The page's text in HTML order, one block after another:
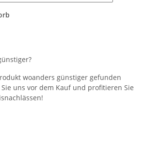
woanders günstiger gefunden
uns vor dem Kauf und profitieren Sie